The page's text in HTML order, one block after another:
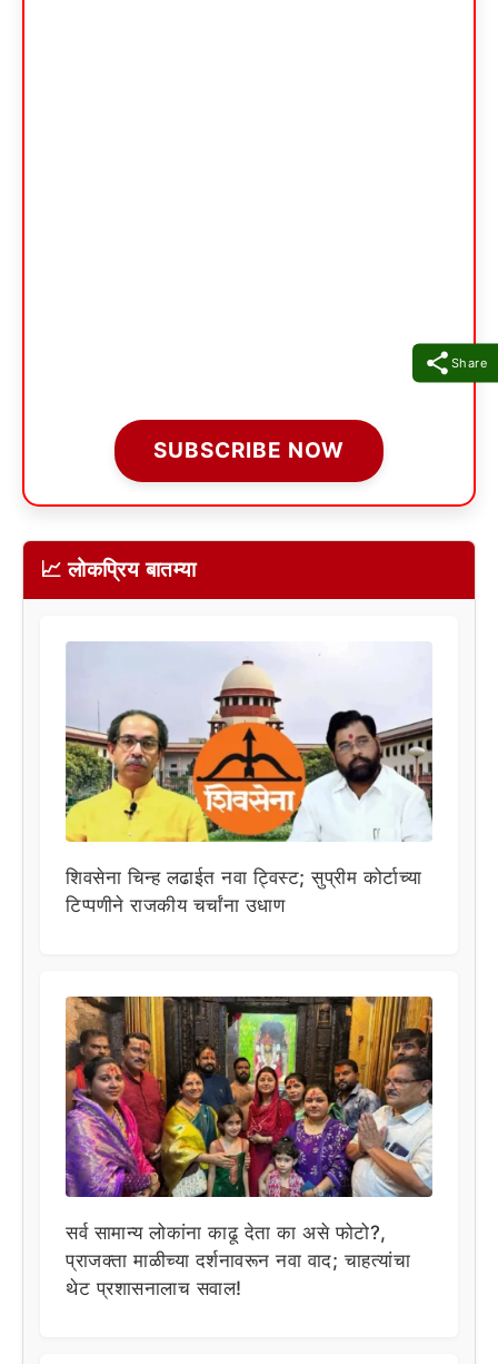
Share
SUBSCRIBE NOW
📈 लोकप्रिय बातम्या
शिवसेना चिन्ह लढाईत नवा ट्विस्ट; सुप्रीम कोर्टाच्या
टिप्पणीने राजकीय चर्चांना उधाण
सर्व सामान्य लोकांना काढू देता का असे फोटो?,
प्राजक्ता माळीच्या दर्शनावरून नवा वाद; चाहत्यांचा
थेट प्रशासनालाच सवाल!